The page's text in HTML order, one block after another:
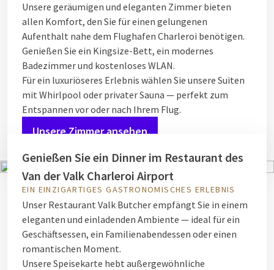
Unsere geräumigen und eleganten Zimmer bieten
allen Komfort, den Sie für einen gelungenen
Aufenthalt nahe dem Flughafen Charleroi benötigen.
Genießen Sie ein Kingsize-Bett, ein modernes
Badezimmer und kostenloses WLAN.
Für ein luxuriöseres Erlebnis wählen Sie unsere Suiten
mit Whirlpool oder privater Sauna — perfekt zum
Entspannen vor oder nach Ihrem Flug.
Unsere Zimmer ansehen
Genießen Sie ein Dinner im Restaurant des
Van der Valk Charleroi Airport
EIN EINZIGARTIGES GASTRONOMISCHES ERLEBNIS
Unser Restaurant Valk Butcher empfängt Sie in einem
eleganten und einladenden Ambiente — ideal für ein
Geschäftsessen, ein Familienabendessen oder einen
romantischen Moment.
Unsere Speisekarte hebt außergewöhnliche